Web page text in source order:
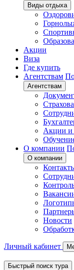
Виды отдыха
Акции
Виза
Где купить
Агентствам
Агентствам
Акции и
О компании
О компании
Новости
Личный кабинет
Быстрый поиск тура